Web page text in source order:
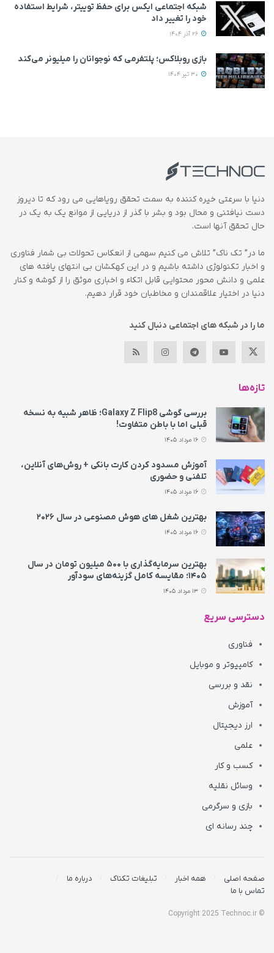
شبکه اجتماعی ایکس برای حفظ توییتر، شرایط استفاده
خود را تغییر داد
بازی روبلاکس؛ پلتفرمی که نوجوانان را میلیونر می‌کند
دنیا با سرعتی خیره کننده به سمت تحقق رویاهایی می رود که تا دیروز
دست نیافتنی و محال بود و بشر با گذر از دریایی از موانع یک به یک در
حال تحقق آنها است.
ما در” تک ناک” تلاش می کنیم سهمی از انعکاس تحولات بی شمار فناوری
و اخبار تکنولوژی داشته باشیم و در این کهکشان بی انتهای یافته های
علمی و دانش محور محتوایی قابل اتکاء و اخباری موثق را از گوشه و کنار
دنیا در اختیار علاقمندان و مخاطبان خود قرار دهیم.
ما را در شبکه های اجتماعی دنبال کنید
تازه‌ها
بررسی گوشی Galaxy Z Flip8؛ ظاهر شبیه به نسخه
قبلی اما با باطن متفاوت!
آموزش مسدود کردن کارت بانکی + روش‌های آنلاین،
تلفنی و حضوری
بهترین شغل های هوش مصنوعی در سال ۲۰۲۶
بهترین سرمایه‌گذاری با ۵۰۰ میلیون تومان در سال
۱۴۰۵؛ مقایسه کامل گزینه‌های سودآور
دسترسی سریع
فناوری
کامپیوتر و موبایل
نقد و بررسی
آموزش
ارز دیجیتال
علمی
کسب و کار
وسائل نقلیه
بازی و سرگرمی
چند رسانه ای
صفحه اصلی همه اخبار تبلیغات تکناک
درباره ما
تماس با ما
© Copyright 2025 Technoc.ir